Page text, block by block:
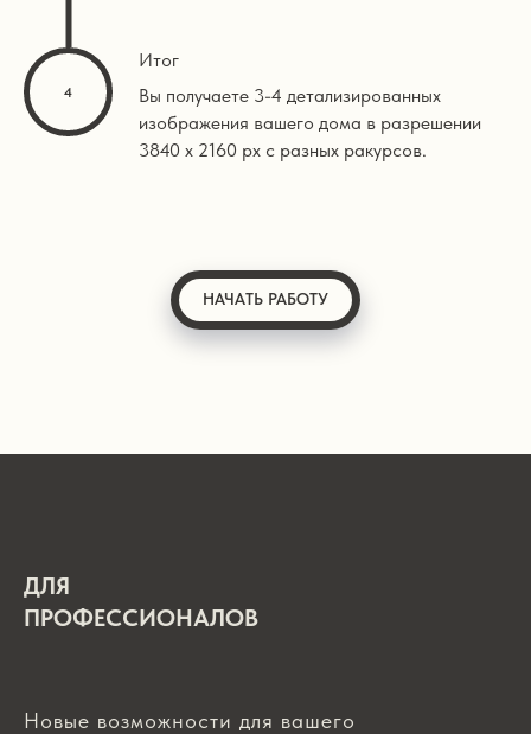
Итог
Вы получаете 3-4 детализированных
изображения вашего дома в разрешении
3840 х 2160 px с разных ракурсов.
НАЧАТЬ РАБОТУ
ДЛЯ
ПРОФЕССИОНАЛОВ
Новые возможности для вашего